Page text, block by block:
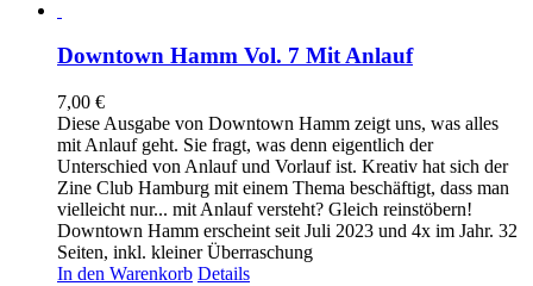
Downtown Hamm Vol. 7 Mit Anlauf
7,00 €
Diese Ausgabe von Downtown Hamm zeigt uns, was alles
mit Anlauf geht. Sie fragt, was denn eigentlich der
Unterschied von Anlauf und Vorlauf ist. Kreativ hat sich der
Zine Club Hamburg mit einem Thema beschäftigt, dass man
vielleicht nur... mit Anlauf versteht? Gleich reinstöbern!
Downtown Hamm erscheint seit Juli 2023 und 4x im Jahr. 32
Seiten, inkl. kleiner Überraschung
In den Warenkorb Details